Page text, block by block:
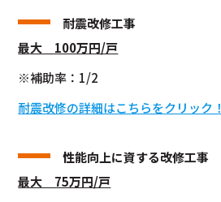
耐震改修工事
最大 100万円/戸
※補助率：1/2
耐震改修の詳細はこちらをクリック！
性能向上に資する改修工事
最大 75万円/戸